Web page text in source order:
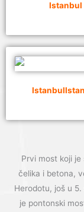
Istanbul
Prvi most koji je
čelika i betona,
Herodotu, još u
je pontonski